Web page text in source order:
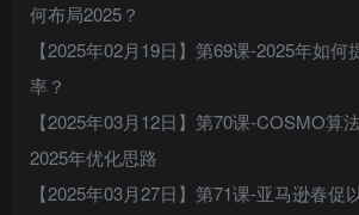
何布局2025？
【2025年02月19日】第69课-2025年如
率？
【2025年03月12日】第70课-COSMO算
2025年优化思路
【2025年03月27日】第71课-亚马逊春促